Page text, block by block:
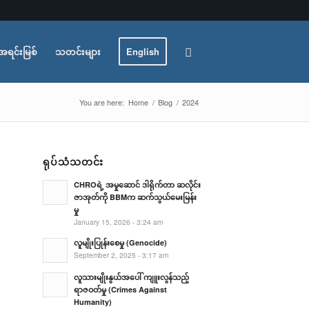
ရင်းမြစ် သတင်းများ English
You are here: Home / Blog / 2024
ရုပ်သံသတင်း
CHROရဲ့ အမှုဆောင် ဒါရိုက်တာ ဆလိုင်း
ဇာအုတ်ကို BBMက ဆက်သွယ်မေးမြန်း
မှု
January 15, 2026 - 3:24 am
လူမျိုးပြုန်းစေမှု (Genocide)
September 2, 2025 - 3:17 am
လူသားမျိုးနွယ်အပေါ် ကျူးလွန်သည့်
ရာဇဝတ်မှု (Crimes Against
Humanity)